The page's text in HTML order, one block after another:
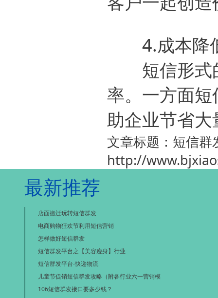
4.成本降
短信形式
率。一方面
助企业节省
文章标题：短信群
http://
最新推荐
店面搬迁玩转短信群发
电商购物狂欢节利用短信营销
怎样做好短信群发
短信群发平台之【美容瘦身】行业
短信群发平台-快递物流
儿童节促销短信群发攻略（附各行业六一营销模
106短信群发接口要多少钱？